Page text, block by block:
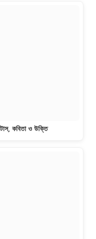
কবিতা ও উক্তি